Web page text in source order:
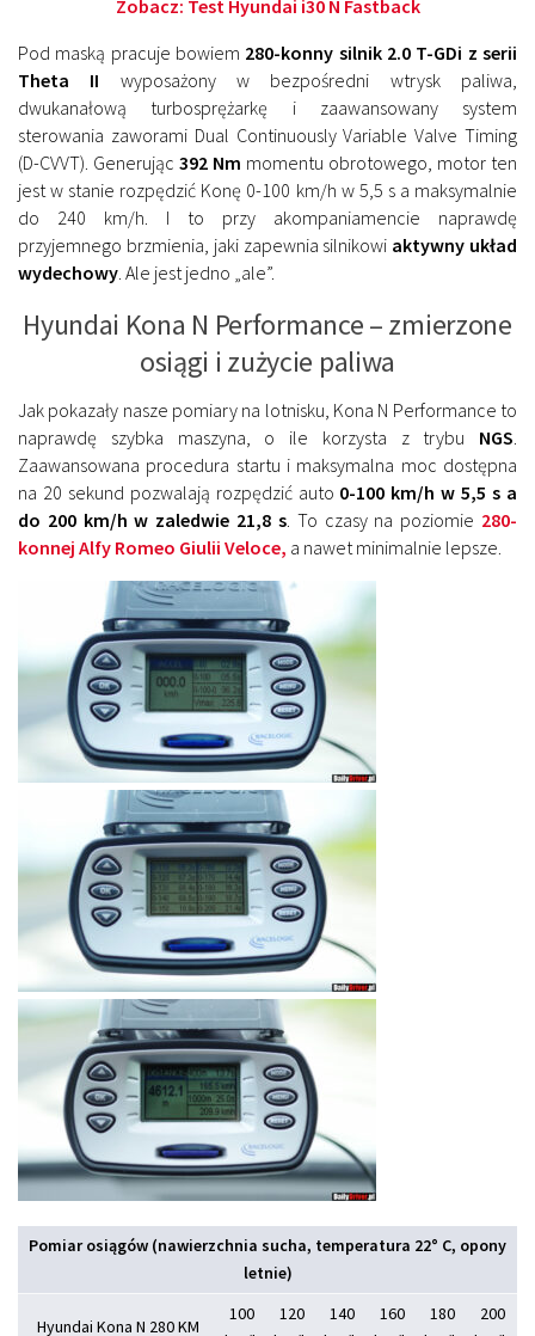
Zobacz: Test Hyundai i30 N Fastback
Pod maską pracuje bowiem 280-konny silnik 2.0 T-GDi z serii
Theta II wyposażony w bezpośredni wtrysk paliwa,
dwukanałową turbosprężarkę i zaawansowany system
sterowania zaworami Dual Continuously Variable Valve Timing
(D-CVVT). Generując 392 Nm momentu obrotowego, motor ten
jest w stanie rozpędzić Konę 0-100 km/h w 5,5 s a maksymalnie
do 240 km/h. I to przy akompaniamencie naprawdę
przyjemnego brzmienia, jaki zapewnia silnikowi aktywny układ
wydechowy . Ale jest jedno „ale”.
Hyundai Kona N Performance – zmierzone
osiągi i zużycie paliwa
Jak pokazały nasze pomiary na lotnisku, Kona N Performance to
naprawdę szybka maszyna, o ile korzysta z trybu NGS
Zaawansowana procedura startu i maksymalna moc dostępna
na 20 sekund pozwalają rozpędzić auto 0-100 km/h w 5,5 s a
do 200 km/h w zaledwie 21,8 s. To czasy na poziomie 280-
konnej Alfy Romeo Giulii Veloce, a nawet minimalnie lepsze.
Pomiar osiągów (nawierzchnia sucha, temperatura 22° C, opony
letnie)
Hyundai Kona N 280 KM
100
120
140
160
180
200